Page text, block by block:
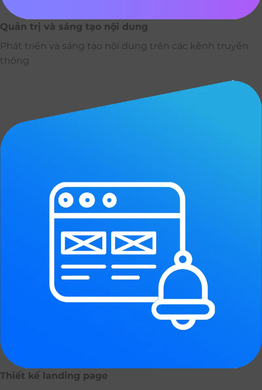
Quản trị và sáng tạo nội dung
Phát triển và sáng tạo nội dung trên các kênh truyền
thông
Thiết kế landing page